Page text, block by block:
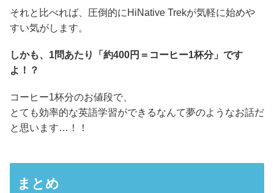
それと比べれば、圧倒的にHiNative Trekが気軽に始めや
すい気がします。
しかも、1問あたり「約400円＝コーヒー1杯分」です
よ！？
コーヒー1杯分のお値段で、
とても効率的な英語学習ができるなんて夢のようなお話だ
と思います…！！
まとめ